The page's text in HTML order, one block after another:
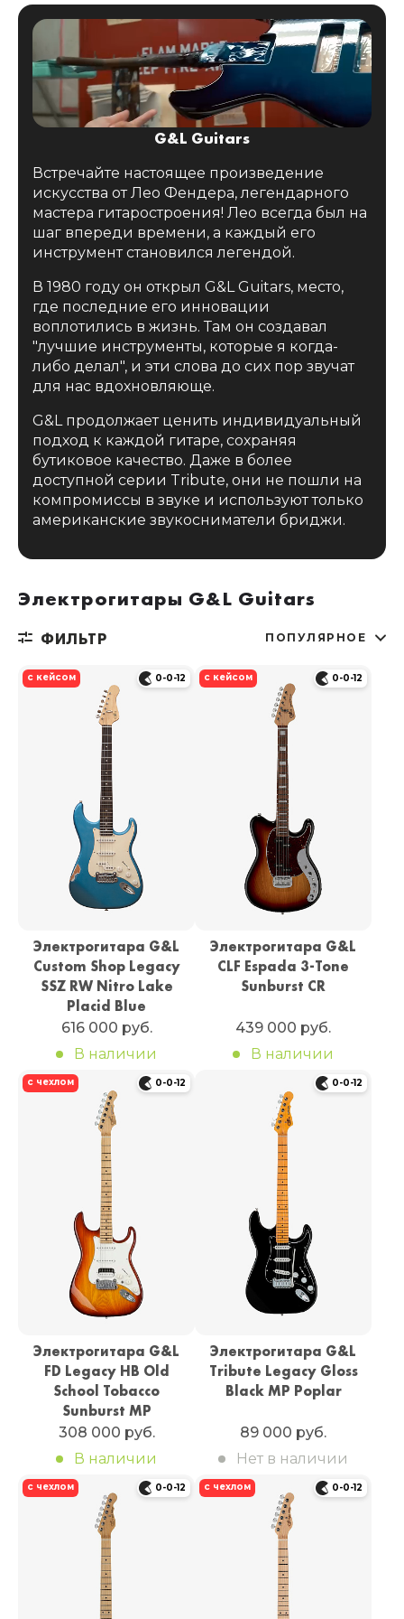
G&L Guitars
Встречайте настоящее произведение
искусства от Лео Фендера, легендарного
мастера гитаростроения! Лео всегда был на
шаг впереди времени, а каждый его
инструмент становился легендой.
В 1980 году он открыл G&L Guitars, место,
где последние его инновации
воплотились в жизнь. Там он создавал
"лучшие инструменты, которые я когда-
либо делал", и эти слова до сих пор звучат
для нас вдохновляюще.
G&L продолжает ценить индивидуальный
подход к каждой гитаре, сохраняя
бутиковое качество. Даже в более
доступной серии Tribute, они не пошли на
компромиссы в звуке и используют только
американские звукосниматели бриджи.
Электрогитары G&L Guitars
ФИЛЬТР ПОПУЛЯРНОЕ
с кейсом 0-0-12
Электрогитара G&L
Custom Shop Legacy
SSZ RW Nitro Lake
Placid Blue
616 000 руб.
В наличии
с кейсом 0-0-12
Электрогитара G&L
CLF Espada 3-Tone
Sunburst CR
439 000 руб.
В наличии
с чехлом 0-0-12
Электрогитара G&L
FD Legacy HB Old
School Tobacco
Sunburst MP
308 000 руб.
В наличии
0-0-12
Электрогитара G&L
Tribute Legacy Gloss
Black MP Poplar
89 000 руб.
Нет в наличии
с чехлом 0-0-12 с чехлом 0-0-12